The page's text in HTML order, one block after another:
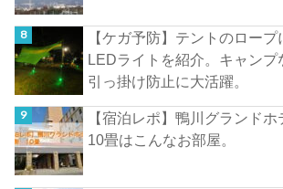
【ケガ予防】テントのロー
LEDライトを紹介。キャンプ
引っ掛け防止に大活躍。
【宿泊レポ】鴨川グランド
10畳はこんなお部屋。